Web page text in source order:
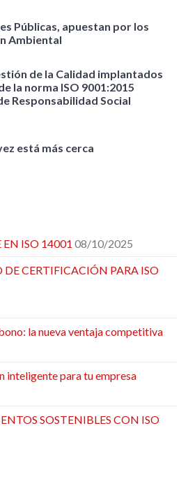
Públicas, apuestan por los
Ambiental
de la Calidad implantados
la norma ISO 9001:2015
Responsabilidad Social
está más cerca
ISO 14001 08/10/2025
DE CERTIFICACIÓN PARA ISO
la nueva ventaja competitiva
inteligente para tu empresa
SOSTENIBLES CON ISO